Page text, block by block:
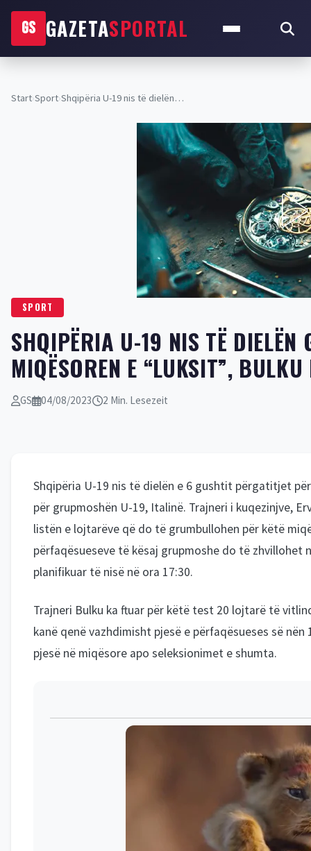
GS GAZETASPORTAL
Start›Sport›Shqipëria U-19 nis të dielën…
SPORT
SHQIPËRIA U-19 NIS TË DIELËN
MIQËSOREN E “LUKSIT”,
GS 04/08/2023 2 Min. Lesezeit
Shqipëria U-19 nis të dielën e 6 gushtit përgatitjet
për grupmoshën U-19, Italinë. Trajneri i kuqezinjve,
listën e lojtarëve që do të grumbullohen për këtë
përfaqësueseve të kësaj grupmoshe do të zhvillohet
planifikuar të nisë në ora 17:30.
Trajneri Bulku ka ftuar për këtë test 20 lojtarë të
kanë qenë vazhdimisht pjesë e përfaqësueses së
pjesë në miqësore apo seleksionimet e shumta.